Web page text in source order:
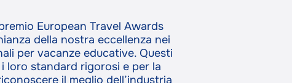
European Travel Awards
della nostra eccellenza nei
per vacanze educative. Questi
loro standard rigorosi e per la
il meglio dell’industria